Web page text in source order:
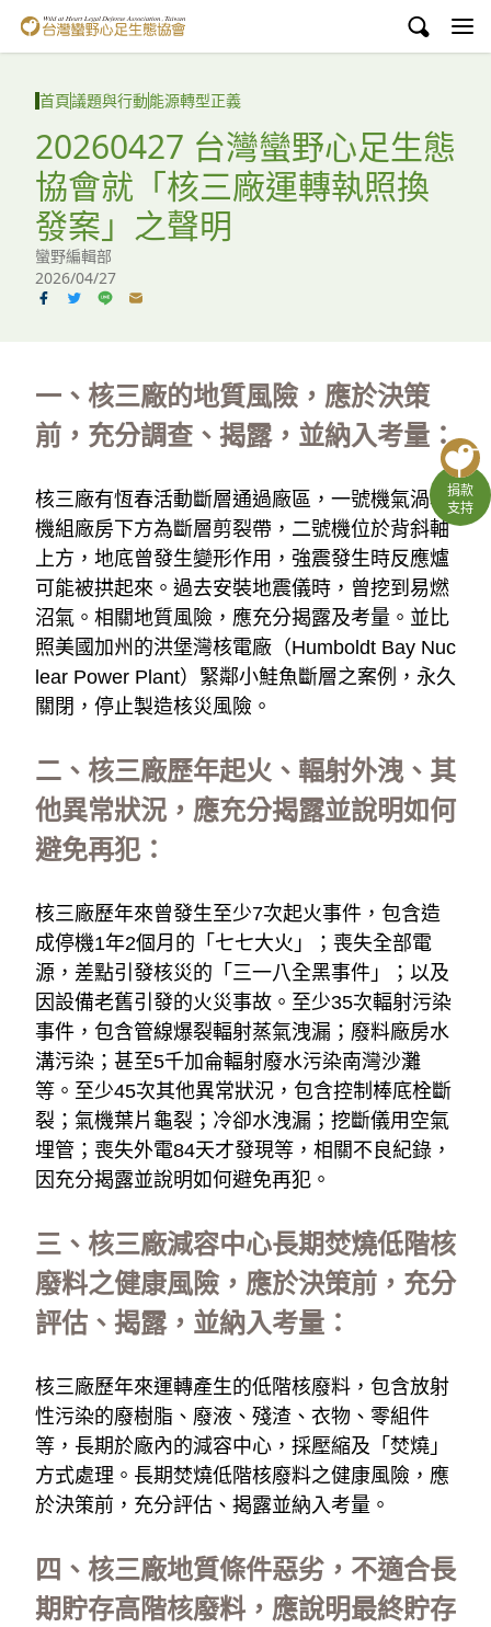
台灣蠻野心足生態協會
環境教育
白海豚媽祖宮
支持蠻野
臉書
YouTube
捐款
支持
首頁議題與行動能源轉型正義
20260427 台灣蠻野心足生態
協會就「核三廠運轉執照換
發案」之聲明
蠻野編輯部
2026/04/27
一、核三廠的地質風險，應於決策
前，充分調查、揭露，並納入考量：
核三廠有恆春活動斷層通過廠區，一號機氣渦輪
機組廠房下方為斷層剪裂帶，二號機位於背斜軸
上方，地底曾發生變形作用，強震發生時反應爐
可能被拱起來。過去安裝地震儀時，曾挖到易燃
沼氣。相關地質風險，應充分揭露及考量。並比
照美國加州的洪堡灣核電廠（Humboldt Bay Nuc
lear Power Plant）緊鄰小鮭魚斷層之案例，永久
關閉，停止製造核災風險。
二、核三廠歷年起火、輻射外洩、其
他異常狀況，應充分揭露並說明如何
避免再犯：
核三廠歷年來曾發生至少7次起火事件，包含造
成停機1年2個月的「七七大火」；喪失全部電
源，差點引發核災的「三一八全黑事件」；以及
因設備老舊引發的火災事故。至少35次輻射污染
事件，包含管線爆裂輻射蒸氣洩漏；廢料廠房水
溝污染；甚至5千加侖輻射廢水污染南灣沙灘
等。至少45次其他異常狀況，包含控制棒底栓斷
裂；氣機葉片龜裂；冷卻水洩漏；挖斷儀用空氣
埋管；喪失外電84天才發現等，相關不良紀錄，
因充分揭露並說明如何避免再犯。
三、核三廠減容中心長期焚燒低階核
廢料之健康風險，應於決策前，充分
評估、揭露，並納入考量：
核三廠歷年來運轉產生的低階核廢料，包含放射
性污染的廢樹脂、廢液、殘渣、衣物、零組件
等，長期於廠內的減容中心，採壓縮及「焚燒」
方式處理。長期焚燒低階核廢料之健康風險，應
於決策前，充分評估、揭露並納入考量。
四、核三廠地質條件惡劣，不適合長
期貯存高階核廢料，應說明最終貯存